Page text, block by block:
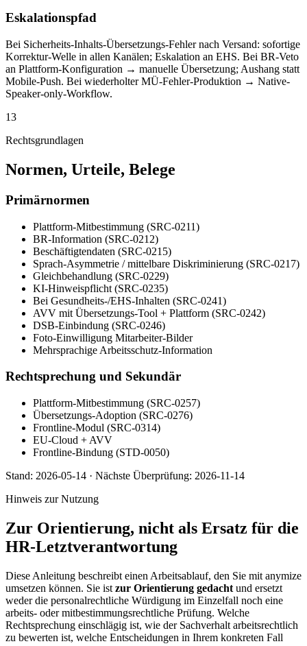
Eskalationspfad
Bei Sicherheits-Inhalts-Übersetzungs-Fehler nach Versand: sofortige
Korrektur-Welle in allen Kanälen; Eskalation an EHS. Bei BR-Veto
an Plattform-Konfiguration → manuelle Übersetzung; Aushang statt
Mobile-Push. Bei wiederholter MÜ-Fehler-Produktion → Native-
Speaker-only-Workflow.
13
Rechtsgrundlagen
Normen, Urteile, Belege
Primärnormen
Plattform-Mitbestimmung (SRC-0211)
BR-Information (SRC-0212)
Beschäftigtendaten (SRC-0215)
Sprach-Asymmetrie / mittelbare Diskriminierung (SRC-0217)
Gleichbehandlung (SRC-0229)
KI-Hinweispflicht (SRC-0235)
Bei Gesundheits-/EHS-Inhalten (SRC-0241)
AVV mit Übersetzungs-Tool + Plattform (SRC-0242)
DSB-Einbindung (SRC-0246)
Foto-Einwilligung Mitarbeiter-Bilder
Mehrsprachige Arbeitsschutz-Information
Rechtsprechung und Sekundär
Plattform-Mitbestimmung (SRC-0257)
Übersetzungs-Adoption (SRC-0276)
Frontline-Modul (SRC-0314)
EU-Cloud + AVV
Frontline-Bindung (STD-0050)
Stand: 2026-05-14 · Nächste Überprüfung: 2026-11-14
Hinweis zur Nutzung
Zur Orientierung, nicht als Ersatz für die
HR-Letztverantwortung
Diese Anleitung beschreibt einen Arbeitsablauf, den Sie mit anymize
umsetzen können. Sie ist zur Orientierung gedacht und ersetzt
weder die personalrechtliche Würdigung im Einzelfall noch eine
arbeits- oder mitbestimmungsrechtliche Prüfung. Welche
Rechtsprechung einschlägig ist, wie der Sachverhalt arbeitsrechtlich
zu bewerten ist, welche Entscheidungen in Ihrem konkreten Fall